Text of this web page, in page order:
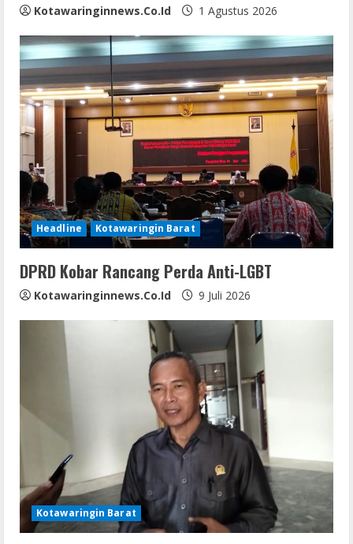
Kotawaringinnews.co.id 1 Agustus 2026
Headline Kotawaringin Barat
DPRD Kobar Rancang Perda Anti-LGBT
Kotawaringinnews.co.id 9 Juli 2026
Kotawaringin Barat